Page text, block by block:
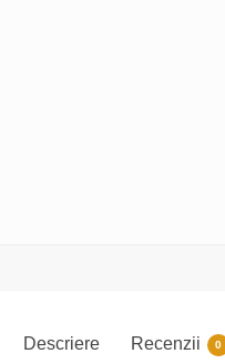
Descriere Recenzii 0